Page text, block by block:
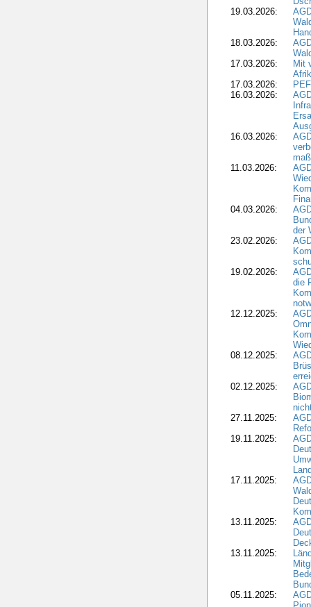
19.03.2026:
18.03.2026:
17.03.2026:
Mit
17.03.2026:
16.03.2026:
16.03.2026:
11.03.2026:
04.03.2026:
der
23.02.2026:
19.02.2026:
die
12.12.2025:
08.12.2025:
02.12.2025:
27.11.2025:
19.11.2025:
17.11.2025:
13.11.2025:
13.11.2025:
05.11.2025: